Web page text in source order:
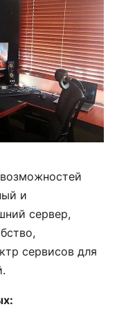
и
сервер,
сервисов для